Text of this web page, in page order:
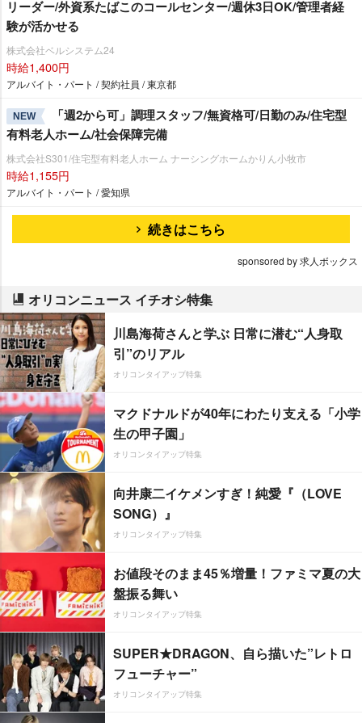
リーダー/外資系たばこのコールセンター/週休3日OK/管理者経
験が活かせる
株式会社ベルシステム24
時給1,400円
アルバイト・パート / 契約社員 / 東京都
NEW
「週2から可」調理スタッフ/無資格可/日勤のみ/住宅型
有料老人ホーム/社会保障完備
株式会社S301/住宅型有料老人ホーム ナーシングホームかりん小牧市
時給1,155円
アルバイト・パート / 愛知県
続きはこちら
sponsored by 求人ボックス
オリコンニュース イチオシ特集
川島海荷さんと学ぶ 日常に潜む“人身取
引”のリアル
オリコンタイアップ特集
マクドナルドが40年にわたり支える「小学
生の甲子園」
オリコンタイアップ特集
向井康二イケメンすぎ！純愛『（LOVE
SONG）』
オリコンタイアップ特集
お値段そのまま45％増量！ファミマ夏の大
盤振る舞い
オリコンタイアップ特集
SUPER★DRAGON、自ら描いた”レトロ
フューチャー”
オリコンタイアップ特集